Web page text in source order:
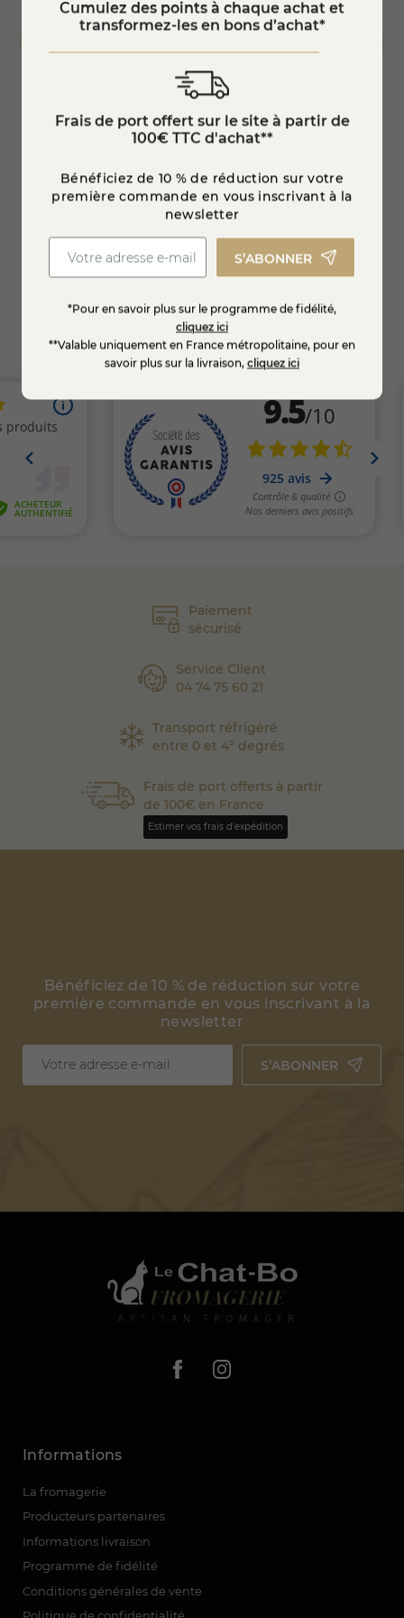
Plateau fromages "La luxure"
53,50 €
Ajouter au panier
Paiement
sécurisé
Service Client
04 74 75 60 21
Transport réfrigéré
entre 0 et 4° degrés
Frais de port offerts à partir
de 100€ en France
Estimer vos frais d'expédition
Bénéficiez de 10 % de réduction sur votre
première commande en vous inscrivant à la
newsletter
S’ABONNER
Informations
La fromagerie
Producteurs partenaires
Informations livraison
Programme de fidélité
Conditions générales de vente
Cumulez des points à chaque achat et
transformez-les en bons d’achat*
Frais de port offert sur le site à partir de
100€ TTC d'achat**
Bénéficiez de 10 % de réduction sur votre
première commande en vous inscrivant à la
newsletter
S’ABONNER
*Pour en savoir plus sur le programme de fidélité,
cliquez ici
**Valable uniquement en France métropolitaine, pour en
savoir plus sur la livraison, cliquez ici